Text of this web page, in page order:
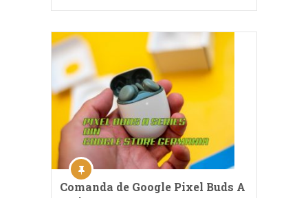
Comanda de Google Pixel Buds A